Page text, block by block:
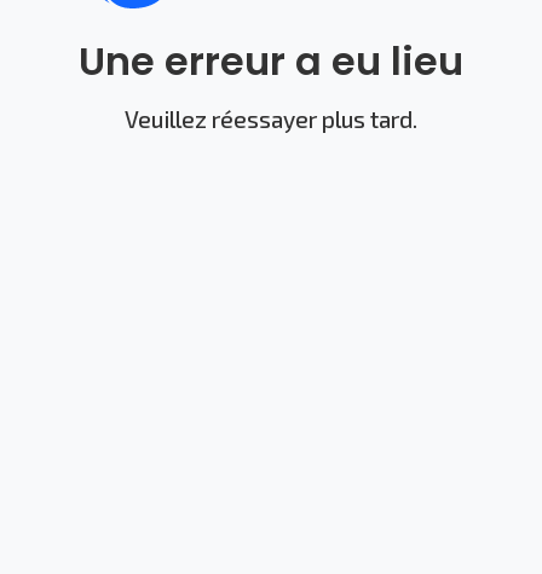
Une erreur a eu lieu
Veuillez réessayer plus tard.